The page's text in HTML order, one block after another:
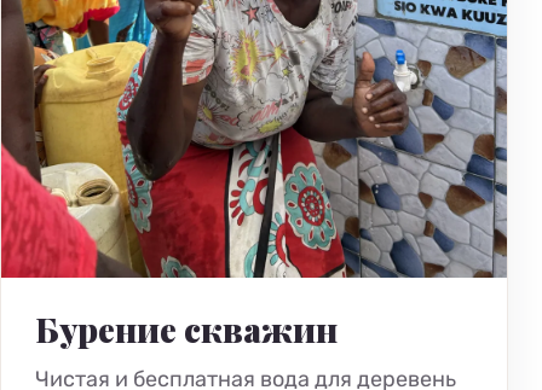
Бурение скважин
Чистая и бесплатная вода для деревень